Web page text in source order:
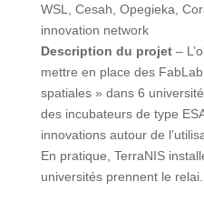
WSL, Cesah, Opegieka,
innovation network
Description du projet–
mettre en place des
spatiales » dans 6
des incubateurs de type
innovations autour de
En pratique, TerraNIS
universités prennent le relai.